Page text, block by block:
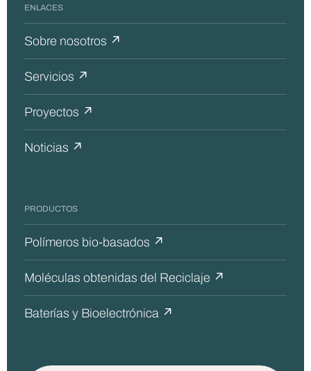
ENLACES
Sobre nosotros ↗
Servicios ↗
Proyectos ↗
Noticias ↗
PRODUCTOS
Polímeros bio-basados ↗
Moléculas obtenidas del Reciclaje ↗
Baterías y Bioelectrónica ↗